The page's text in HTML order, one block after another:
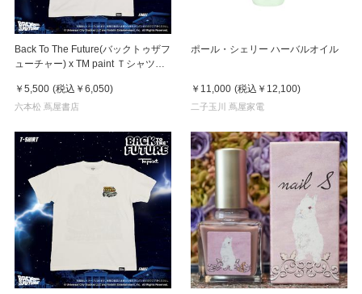
Back To The Future(バックトゥザフ
ューチャー) x TM paint Ｔシャツ
￥5,500 (税込 ￥6,050)
六本松 蔦屋書店
ポール・シェリー ハーバルオイル
￥11,000 (税込 ￥12,100)
二子玉川 蔦屋家電